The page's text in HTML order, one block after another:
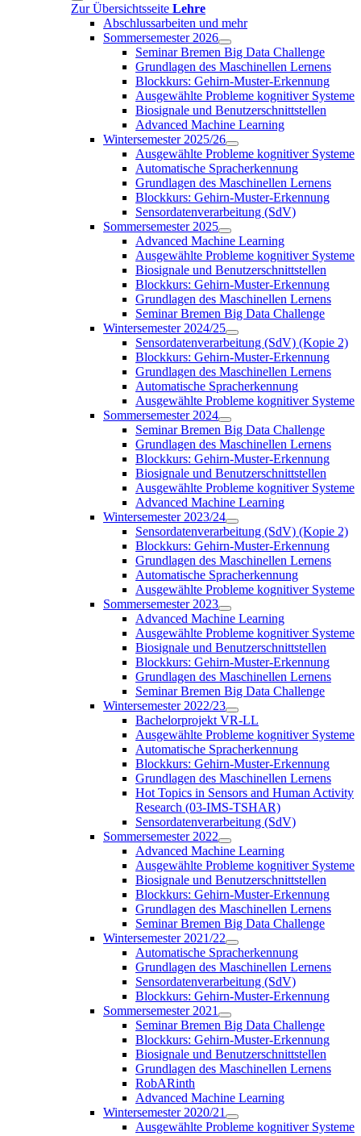
Zur Übersichtsseite Lehre
Abschlussarbeiten und mehr
Sommersemester 2026
Seminar Bremen Big Data Challenge
Grundlagen des Maschinellen Lernens
Blockkurs: Gehirn-Muster-Erkennung
Ausgewählte Probleme kognitiver Systeme
Biosignale und Benutzerschnittstellen
Advanced Machine Learning
Wintersemester 2025/26
Ausgewählte Probleme kognitiver Systeme
Automatische Spracherkennung
Grundlagen des Maschinellen Lernens
Blockkurs: Gehirn-Muster-Erkennung
Sensordatenverarbeitung (SdV)
Sommersemester 2025
Advanced Machine Learning
Ausgewählte Probleme kognitiver Systeme
Biosignale und Benutzerschnittstellen
Blockkurs: Gehirn-Muster-Erkennung
Grundlagen des Maschinellen Lernens
Seminar Bremen Big Data Challenge
Wintersemester 2024/25
Sensordatenverarbeitung (SdV) (Kopie 2)
Blockkurs: Gehirn-Muster-Erkennung
Grundlagen des Maschinellen Lernens
Automatische Spracherkennung
Ausgewählte Probleme kognitiver Systeme
Sommersemester 2024
Seminar Bremen Big Data Challenge
Grundlagen des Maschinellen Lernens
Blockkurs: Gehirn-Muster-Erkennung
Biosignale und Benutzerschnittstellen
Ausgewählte Probleme kognitiver Systeme
Advanced Machine Learning
Wintersemester 2023/24
Sensordatenverarbeitung (SdV) (Kopie 2)
Blockkurs: Gehirn-Muster-Erkennung
Grundlagen des Maschinellen Lernens
Automatische Spracherkennung
Ausgewählte Probleme kognitiver Systeme
Sommersemester 2023
Advanced Machine Learning
Ausgewählte Probleme kognitiver Systeme
Biosignale und Benutzerschnittstellen
Blockkurs: Gehirn-Muster-Erkennung
Grundlagen des Maschinellen Lernens
Seminar Bremen Big Data Challenge
Wintersemester 2022/23
Bachelorprojekt VR-LL
Ausgewählte Probleme kognitiver Systeme
Automatische Spracherkennung
Blockkurs: Gehirn-Muster-Erkennung
Grundlagen des Maschinellen Lernens
Hot Topics in Sensors and Human Activity
Research (03-IMS-TSHAR)
Sensordatenverarbeitung (SdV)
Sommersemester 2022
Advanced Machine Learning
Ausgewählte Probleme kognitiver Systeme
Biosignale und Benutzerschnittstellen
Blockkurs: Gehirn-Muster-Erkennung
Grundlagen des Maschinellen Lernens
Seminar Bremen Big Data Challenge
Wintersemester 2021/22
Automatische Spracherkennung
Grundlagen des Maschinellen Lernens
Sensordatenverarbeitung (SdV)
Blockkurs: Gehirn-Muster-Erkennung
Sommersemester 2021
Seminar Bremen Big Data Challenge
Blockkurs: Gehirn-Muster-Erkennung
Biosignale und Benutzerschnittstellen
Grundlagen des Maschinellen Lernens
RobARinth
Advanced Machine Learning
Wintersemester 2020/21
Ausgewählte Probleme kognitiver Systeme